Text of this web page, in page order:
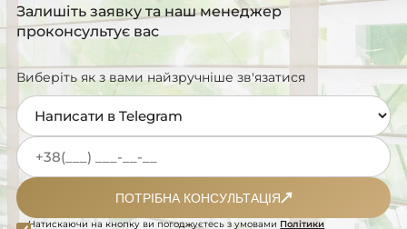
Залишіть заявку та наш менеджер
проконсультує вас
Виберіть як з вами найзручніше зв'язатися
ПОТРІБНА КОНСУЛЬТАЦІЯ
Натискаючи на кнопку ви погоджуєтесь з умовами Політики